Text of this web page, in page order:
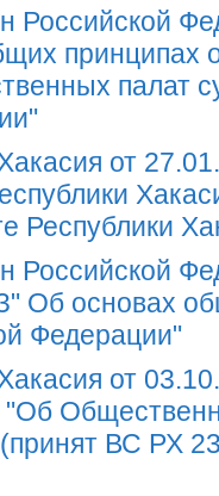
Российской
принципах
палат
от
Республики
Российской
Об основах
Федерации"
от
"Об
ВС РХ